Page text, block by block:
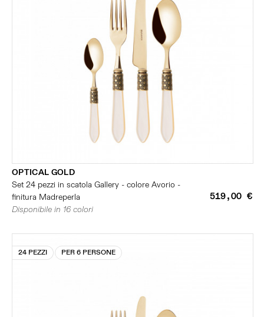
OPTICAL GOLD
Set 24 pezzi in scatola Gallery - colore Avorio -
finitura Madreperla
519,00 €
Disponibile in 16 colori
24 PEZZI PER 6 PERSONE